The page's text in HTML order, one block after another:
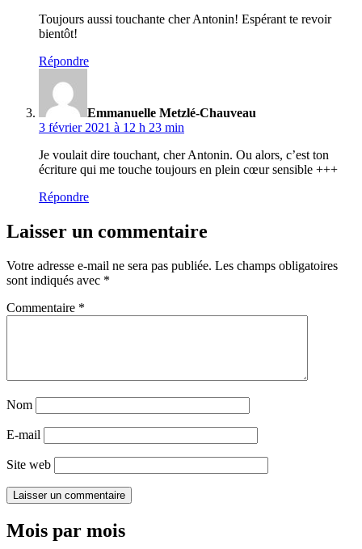
Toujours aussi touchante cher Antonin! Espérant te revoir
bientôt!
Répondre
Emmanuelle Metzlé-Chauveau
3 février 2021 à 12 h 23 min
Je voulait dire touchant, cher Antonin. Ou alors, c’est ton
écriture qui me touche toujours en plein cœur sensible +++
Répondre
Laisser un commentaire
Votre adresse e-mail ne sera pas publiée. Les champs obligatoires
sont indiqués avec *
Commentaire *
Nom
E-mail
Site web
Mois par mois